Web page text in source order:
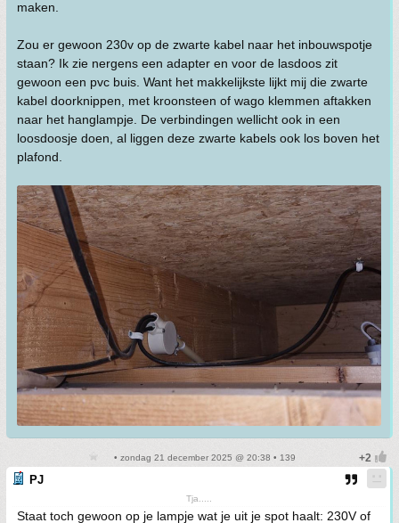
maken.
Zou er gewoon 230v op de zwarte kabel naar het inbouwspotje
staan? Ik zie nergens een adapter en voor de lasdoos zit
gewoon een pvc buis. Want het makkelijkste lijkt mij die zwarte
kabel doorknippen, met kroonsteen of wago klemmen aftakken
naar het hanglampje. De verbindingen wellicht ook in een
loosdoosje doen, al liggen deze zwarte kabels ook los boven het
plafond.
• zondag 21 december 2025 @ 20:38 • 139
PJ
Tja.....
Staat toch gewoon op je lampje wat je uit je spot haalt: 230V of